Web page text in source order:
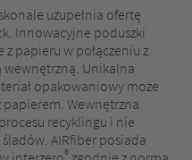
uzupełnia ofertę
Innowacyjne poduszki
papieru w połączeniu z
wewnętrzną. Unikalna
opakowaniowy może
Wewnętrzna
recyklingu i nie
AIRfiber posiada
®